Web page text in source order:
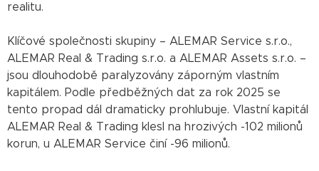
realitu.
Klíčové společnosti skupiny – ALEMAR Service s.r.o.,
ALEMAR Real & Trading s.r.o. a ALEMAR Assets s.r.o. –
jsou dlouhodobě paralyzovány záporným vlastním
kapitálem. Podle předběžných dat za rok 2025 se
tento propad dál dramaticky prohlubuje. Vlastní kapitál
ALEMAR Real & Trading klesl na hrozivých -102 milionů
korun, u ALEMAR Service činí -96 milionů.